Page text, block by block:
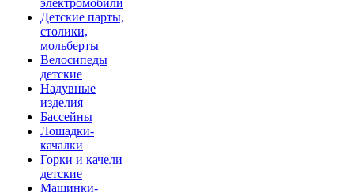
электромобили
Детские парты,
столики,
мольберты
Велосипеды
детские
Надувные
изделия
Бассейны
Лошадки-
качалки
Горки и качели
детские
Машинки-